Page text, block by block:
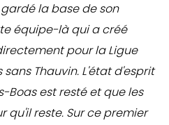
gardé la base de son
équipe-là qui a créé
pour la Ligue
Thauvin. L'état d'esprit
Boas est resté et que les
qu'il reste. Sur ce premier